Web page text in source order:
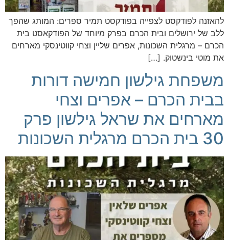
להאזנה לפודקסט לצפייה בפודקסט תמיר ספרים: המותג שהפך
ללב של ירושלים ובית הכרם בפרק מיוחד של הפודקאסט בית
הכרם – מרגלית השכונות, אפרים שליין וצחי קווטינסקי מארחים
את מוטי בינשטוק. […]
משפחת גילשון חמישה דורות
בבית הכרם – אפרים וצחי
מארחים את שראל גילשון פרק
30 בית הכרם מרגלית השכונות